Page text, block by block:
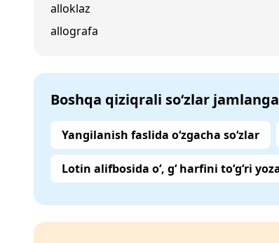
alloklaz
allografa
Boshqa qiziqrali so‘zlar
Yangilanish faslida o‘zgacha so‘zlar
Lotin alifbosida o‘, g‘ harfini to‘g‘ri